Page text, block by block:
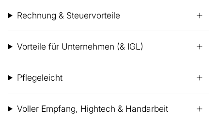
Rechnung & Steuervorteile
Vorteile für Unternehmen (& IGL)
Pflegeleicht
Voller Empfang, Hightech & Handarbeit